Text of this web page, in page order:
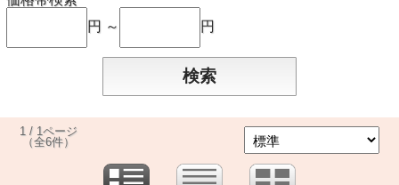
円 ～
円
1 / 1ページ
（全6件）